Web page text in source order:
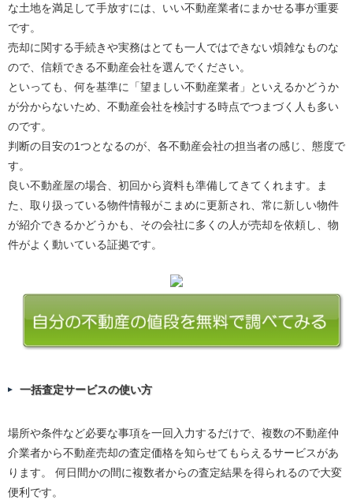
な土地を満足して手放すには、いい不動産業者にまかせる事が重要
です。
売却に関する手続きや実務はとても一人ではできない煩雑なものな
ので、信頼できる不動産会社を選んでください。
といっても、何を基準に「望ましい不動産業者」といえるかどうか
が分からないため、不動産会社を検討する時点でつまづく人も多い
のです。
判断の目安の1つとなるのが、各不動産会社の担当者の感じ、態度で
す。
良い不動産屋の場合、初回から資料も準備してきてくれます。ま
た、取り扱っている物件情報がこまめに更新され、常に新しい物件
が紹介できるかどうかも、その会社に多くの人が売却を依頼し、物
件がよく動いている証拠です。
一括査定サービスの使い方
場所や条件など必要な事項を一回入力するだけで、複数の不動産仲
介業者から不動産売却の査定価格を知らせてもらえるサービスがあ
ります。 何日間かの間に複数者からの査定結果を得られるので大変
便利です。